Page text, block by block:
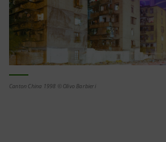
Canton China 1998 © Olivo Barbieri